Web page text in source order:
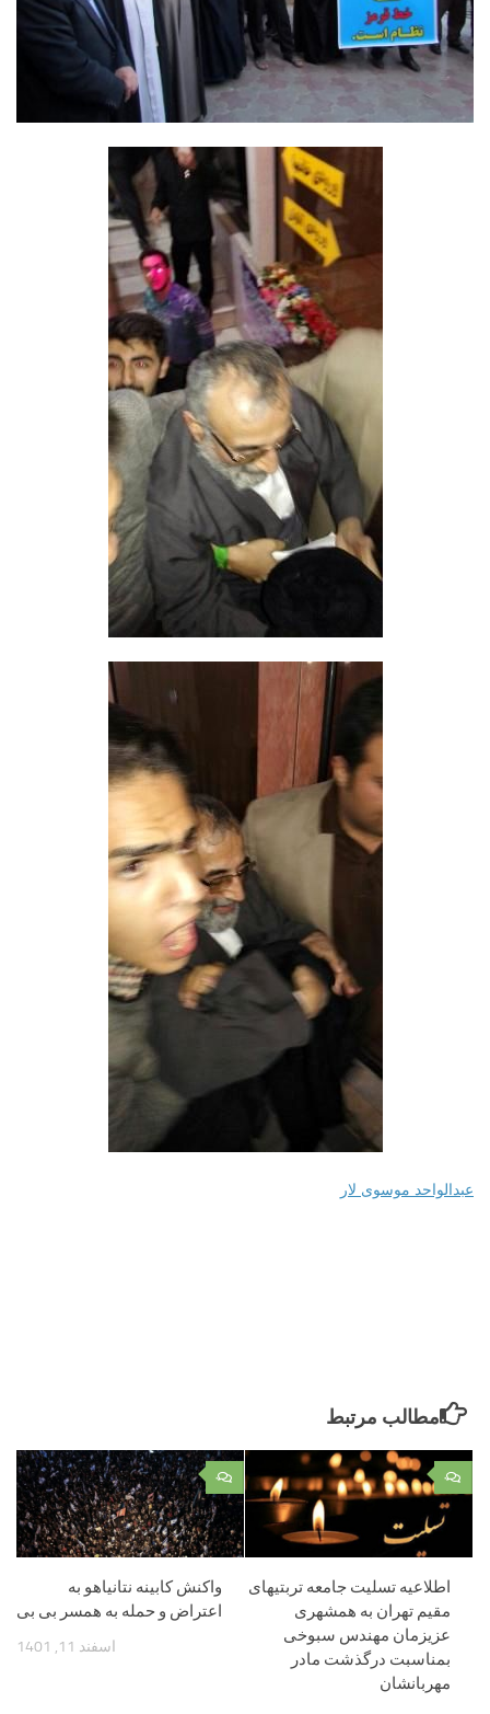
عبدالواحد موسوی لار
مطالب مرتبط
۰
واکنش کابینه نتانیاهو به
اعتراض و حمله به همسر بی بی
اسفند 11, 1401
۰
اطلاعیه تسلیت جامعه تربتیهای
مقیم تهران به همشهری
عزیزمان مهندس سبوخی
بمناسبت درگذشت مادر
مهربانشان